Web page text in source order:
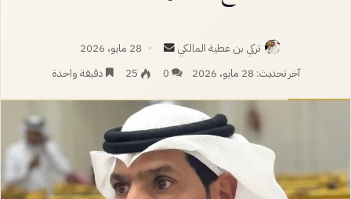
تركي بن عطية المالكي
أرسل 28 مايو، 2026
آخر تحديث: 28 مايو، 2026
0
25 دقيقة واحدة